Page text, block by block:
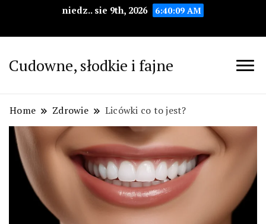
niedz.. sie 9th, 2026 6:40:10 AM
Cudowne, słodkie i fajne
Home Zdrowie Licówki co to jest?